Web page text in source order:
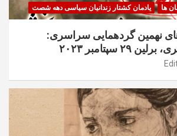
ها یادمان کشتار زندانیان سیاسی دهه شصت
نهمین گردهمایی سراسری:
سپتامبر ۲۰۲۳